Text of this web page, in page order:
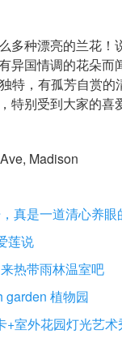
多种漂亮的兰花！
异国情调的花朵而
特，有孤芳自赏的
特别受到大家的喜
Madison
真是一道清心养眼
莲说
热带雨林温室吧
garden 植物园
+室外花园灯光艺术